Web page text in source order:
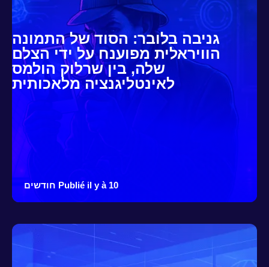
גניבה בלובר: הסוד של התמונה
הוויראלית מפוענח על ידי הצלם
שלה, בין שרלוק הולמס
לאינטליגנציה מלאכותית
Publié il y à 10 חודשים